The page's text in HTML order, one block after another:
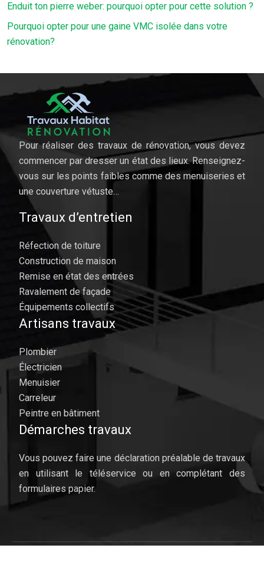
Enduit ton pierre weber: pourquoi opter pour cette solution ?
Pourquoi opter pour une gaine VMC isolée dans votre
rénovation?
Pour réaliser des travaux de rénovation, vous devez
commencer par dresser un état des lieux. Renseignez-
vous sur les points faibles comme des menuiseries et
une couverture vétuste…
Travaux d’entretien
Réfection de toiture
Construction de maison
Remise en état des entrées
Ravalement de façade
Équipements collectifs
Artisans travaux
Plombier
Électricien
Menuisier
Carreleur
Peintre en bâtiment
Démarches travaux
Vous pouvez faire une déclaration préalable de travaux
en utilisant le téléservice ou en complétant des
formulaires papier.